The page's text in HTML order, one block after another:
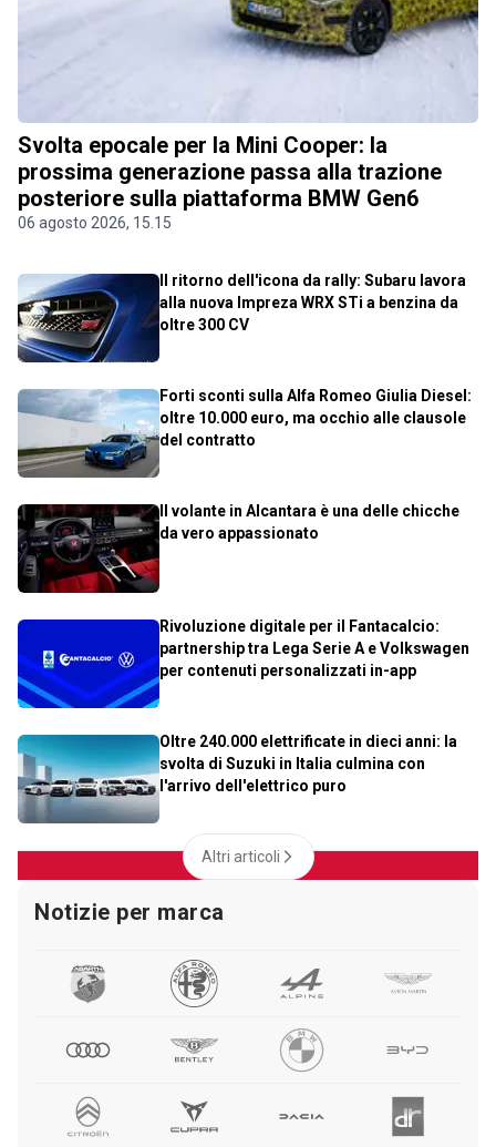
Svolta epocale per la Mini Cooper: la
prossima generazione passa alla trazione
posteriore sulla piattaforma BMW Gen6
06 agosto 2026, 15.15
Il ritorno dell'icona da rally: Subaru lavora
alla nuova Impreza WRX STi a benzina da
oltre 300 CV
Forti sconti sulla Alfa Romeo Giulia Diesel:
oltre 10.000 euro, ma occhio alle clausole
del contratto
Il volante in Alcantara è una delle chicche
da vero appassionato
Rivoluzione digitale per il Fantacalcio:
partnership tra Lega Serie A e Volkswagen
per contenuti personalizzati in-app
Oltre 240.000 elettrificate in dieci anni: la
svolta di Suzuki in Italia culmina con
l'arrivo dell'elettrico puro
Altri articoli
Notizie per marca